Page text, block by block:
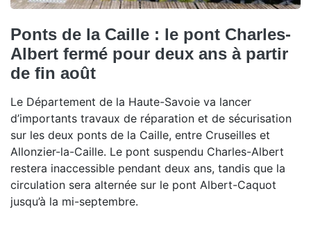
Ponts de la Caille : le pont Charles-
Albert fermé pour deux ans à partir
de fin août
Le Département de la Haute-Savoie va lancer
d’importants travaux de réparation et de sécurisation
sur les deux ponts de la Caille, entre Cruseilles et
Allonzier-la-Caille. Le pont suspendu Charles-Albert
restera inaccessible pendant deux ans, tandis que la
circulation sera alternée sur le pont Albert-Caquot
jusqu’à la mi-septembre.